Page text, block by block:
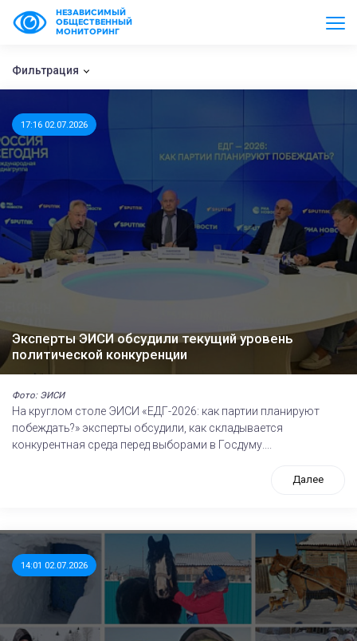
НЕЗАВИСИМЫЙ
ОБЩЕСТВЕННЫЙ
МОНИТОРИНГ
Фильтрация
17:16 02.07.2026
Эксперты ЭИСИ обсудили текущий уровень
политической конкуренции
Фото: ЭИСИ
На круглом столе ЭИСИ «ЕДГ-2026: как партии планируют
побеждать?» эксперты обсудили, как складывается
конкурентная среда перед выборами в Госдуму....
Далее
14:01 02.07.2026